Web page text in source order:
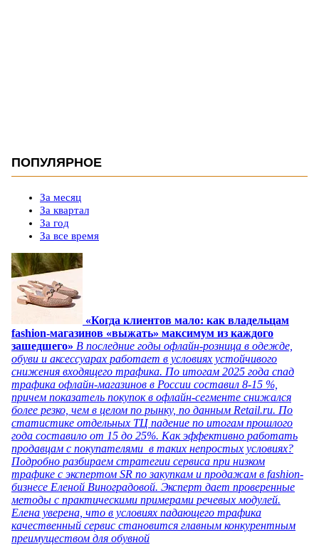
ПОПУЛЯРНОЕ
За месяц
За квартал
За год
За все время
«Когда клиентов мало: как владельцам
fashion-магазинов «выжать» максимум из каждого
зашедшего» В последние годы офлайн-розница в одежде,
обуви и аксессуарах работает в условиях устойчивого
снижения входящего трафика. По итогам 2025 года спад
трафика офлайн-магазинов в России составил 8-15 %,
причем показатель покупок в офлайн-сегменте снижался
более резко, чем в целом по рынку, по данным Retail.ru. По
статистике отдельных ТЦ падение по итогам прошлого
года составило от 15 до 25%. Как эффективно работать
продавцам с покупателями в таких непростых условиях?
Подробно разбираем стратегии сервиса при низком
трафике с экспертом SR по закупкам и продажам в fashion-
бизнесе Еленой Виноградовой. Эксперт дает проверенные
методы с практическими примерами речевых модулей.
Елена уверена, что в условиях падающего трафика
качественный сервис становится главным конкурентным
преимуществом для обувной